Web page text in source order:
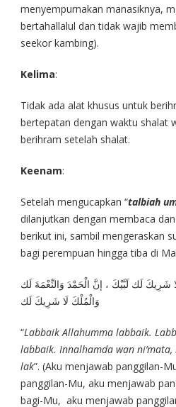
menyempurnakan manasiknya,
bertahallalul dan tidak wajib
seekor kambing).
Kelima:
Tidak ada alat khusus untuk
bertepatan dengan waktu shalat
berihram setelah shalat.
Keenam:
Setelah mengucapkan “talbiah
dilanjutkan dengan membaca
berikut ini, sambil mengeraskan
bagi perempuan hingga tiba di
شَرِيكَ لَك لَبَّيْكَ ، إنَّ الْحَمْدَ وَالنِّعْمَةَ لَك
وَالْمُلْكَ لَا شَرِيكَ لَك
“Labbaik Allahumma labbaik.
labbaik. Innalhamda wan
lak”. (Aku menjawab panggilan-
panggilan-Mu, aku menjawab
bagi-Mu, aku menjawab